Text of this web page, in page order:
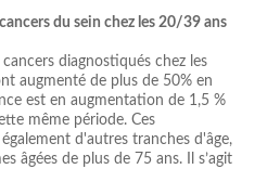
du sein chez les 20/39 ans
diagnostiqués chez les
augmenté de plus de 50% en
est en augmentation de 1,5 %
même période. Ces
d'autres tranches d'âge,
âgées de plus de 75 ans. Il s’agit